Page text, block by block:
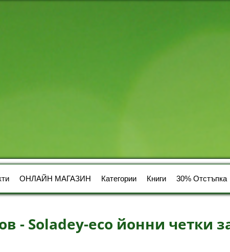
ОНЛАЙН МАГАЗИН Категории Книги 30% Отстъпка
- Soladey-eco йонни четки